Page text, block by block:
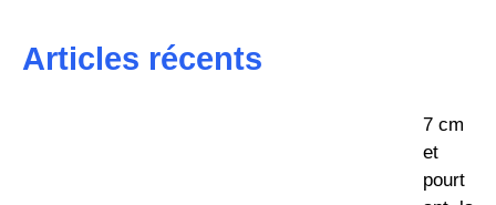
Articles récents
7 cm
et
pourt